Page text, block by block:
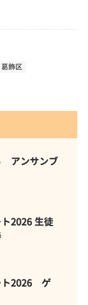
葛飾区
アンサンブ
2026 生徒
ト2026 ゲ